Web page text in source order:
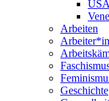
USA
Arbeiten
Geschichte